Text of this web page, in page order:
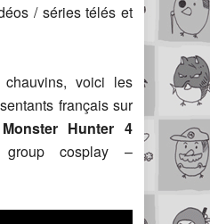
/ séries télés et
voici les
français sur
Monster Hunter 4
group cosplay –